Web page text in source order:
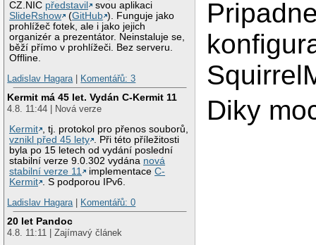
CZ.NIC představil
svou aplikaci
SlideRshow
(GitHub ). Funguje jako
prohlížeč fotek, ale i jako jejich
organizér a prezentátor. Neinstaluje se,
běží přímo v prohlížeči. Bez serveru.
Offline.
Ladislav Hagara| Komentářů: 3
Kermit má 45 let. Vydán C-Kermit 11
4.8. 11:44 | Nová verze
Kermit
, tj. protokol pro přenos souborů,
vznikl před 45 lety
. Při této příležitosti
byla po 15 letech od vydání poslední
stabilní verze 9.0.302 vydána nová
stabilní verze 11
implementaceC-
Kermit
. S podporou IPv6.
Ladislav Hagara| Komentářů: 0
20 let Pandoc
4.8. 11:11 | Zajímavý článek
Diky